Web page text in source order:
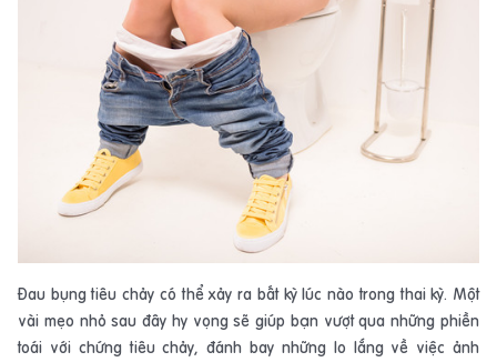
Ðau bụng tiêu chảy có thể xảy ra bất kỳ lúc nào trong thai kỳ. Một
vài mẹo nhỏ sau đây hy vọng sẽ giúp bạn vượt qua những phiền
toái với chứng tiêu chảy, đánh bay những lo lắng về việc ảnh